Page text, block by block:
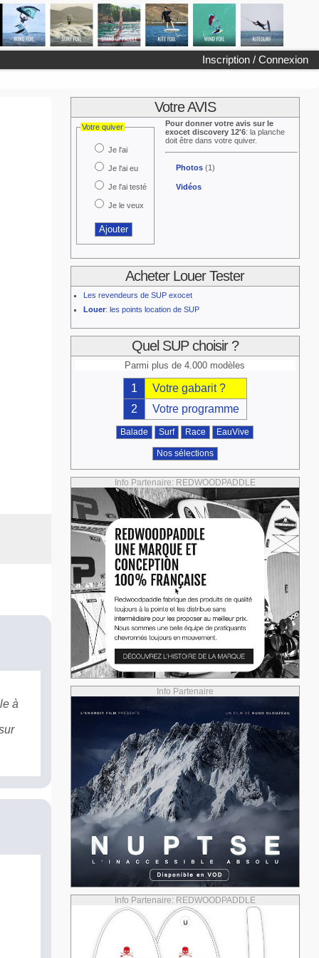
Inscription / Connexion
à
Votre AVIS
Votre quiver
Je l'ai
Je l'ai eu
Je l'ai testé
Je le veux
Pour donner votre avis sur le
exocet discovery 12'6: la planche
doit être dans votre quiver.
Photos(1)
Vidéos
Acheter Louer Tester
Les revendeurs de SUP exocet
Louer: les points location de SUP
Quel SUP choisir ?
Parmi plus de 4.000 modèles
1
Votre gabarit ?
2
Votre programme
Balade Surf Race EauVive
Nos sélections
Info Partenaire: REDWOODPADDLE
Info Partenaire
Info Partenaire: REDWOODPADDLE